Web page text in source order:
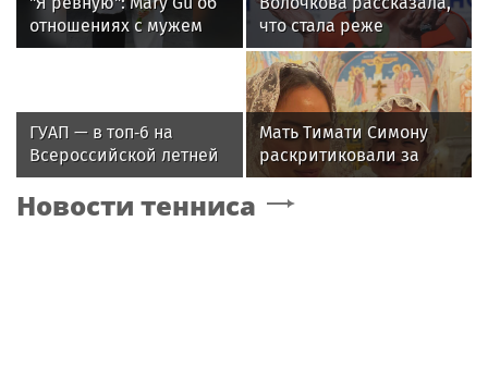
отношениях с мужем
что стала реже
показывать шпагаты
из-за операции на ноге
ГУАП — в топ‑6 на
Всероссийской летней
Универсиаде по
спортивному
Мать Тимати Симону
раскритиковали за
неудачные фото
возлюбленной сына
Новости тенниса